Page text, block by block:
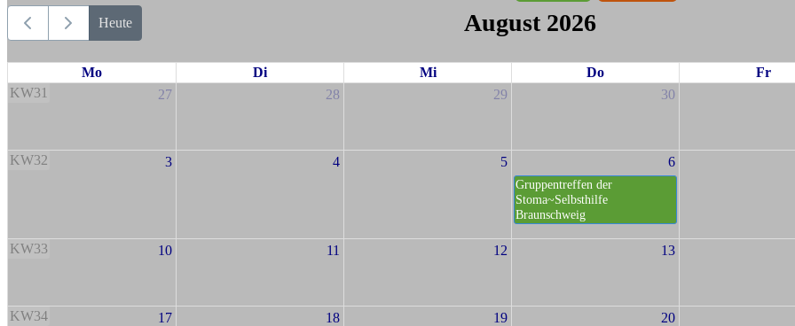
Heute August 2026
Mo Di Mi Do
Fr
KW31
27 28 29 30
KW32 3 4 5 6
Gruppentreffen der
Stoma~Selbsthilfe
Braunschweig
KW33 10 11 12 13
KW34 17 18 19 20